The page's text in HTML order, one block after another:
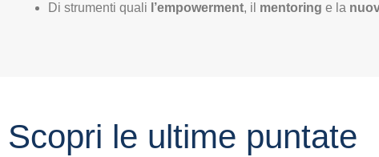
Di strumenti quali l’empowerment, il mentoring e la
Scopri le ultime puntate